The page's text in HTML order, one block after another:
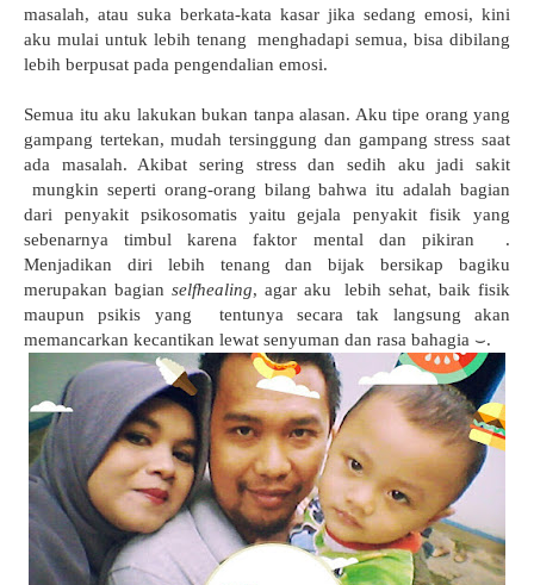
masalah, atau suka berkata-kata kasar jika sedang emosi, kini
aku mulai untuk lebih tenang menghadapi semua, bisa dibilang
lebih berpusat pada pengendalian emosi.
Semua itu aku lakukan bukan tanpa alasan. Aku tipe orang yang
gampang tertekan, mudah tersinggung dan gampang stress saat
ada masalah. Akibat sering stress dan sedih aku jadi sakit
mungkin seperti orang-orang bilang bahwa itu adalah bagian
dari penyakit psikosomatis yaitu gejala penyakit fisik yang
sebenarnya timbul karena faktor mental dan pikiran .
Menjadikan diri lebih tenang dan bijak bersikap bagiku
merupakan bagian selfhealing, agar aku lebih sehat, baik fisik
maupun psikis yang tentunya secara tak langsung akan
memancarkan kecantikan lewat senyuman dan rasa bahagia ⌣.